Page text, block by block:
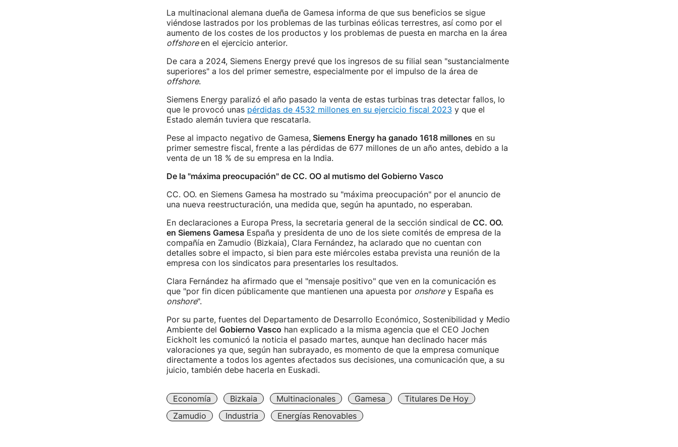
La multinacional alemana dueña de Gamesa informa de que sus beneficios se sigue
viéndose lastrados por los problemas de las turbinas eólicas terrestres, así como por el
aumento de los costes de los productos y los problemas de puesta en marcha en la área
offshoreen el ejercicio anterior.
De cara a 2024, Siemens Energy prevé que los ingresos de su filial sean "sustancialmente
superiores" a los del primer semestre, especialmente por el impulso de la área de
offshore.
Siemens Energy paralizó el año pasado la venta de estas turbinas tras detectar fallos, lo
que le provocó unas pérdidas de 4532 millones en su ejercicio fiscal 2023 y que el
Estado alemán tuviera que rescatarla.
Pese al impacto negativo de Gamesa,Siemens Energy ha ganado 1618 millones en su
primer semestre fiscal, frente a las pérdidas de 677 millones de un año antes, debido a la
venta de un 18 % de su empresa en la India.
De la "máxima preocupación" de CC. OO al mutismo del Gobierno Vasco
CC. OO. en Siemens Gamesa ha mostrado su "máxima preocupación" por el anuncio de
una nueva reestructuración, una medida que, según ha apuntado, no esperaban.
En declaraciones a Europa Press, la secretaria general de la sección sindical de CC. OO.
en Siemens GamesaEspaña y presidenta de uno de los siete comités de empresa de la
compañía en Zamudio (Bizkaia), Clara Fernández, ha aclarado que no cuentan con
detalles sobre el impacto, si bien para este miércoles estaba prevista una reunión de la
empresa con los sindicatos para presentarles los resultados.
Clara Fernández ha afirmado que el "mensaje positivo" que ven en la comunicación es
que "por fin dicen públicamente que mantienen una apuesta por onshorey España es
onshore".
Por su parte, fuentes del Departamento de Desarrollo Económico, Sostenibilidad y Medio
Ambiente del Gobierno Vasco han explicado a la misma agencia que el CEO Jochen
Eickholt les comunicó la noticia el pasado martes, aunque han declinado hacer más
valoraciones ya que, según han subrayado, es momento de que la empresa comunique
directamente a todos los agentes afectados sus decisiones, una comunicación que, a su
juicio, también debe hacerla en Euskadi.
Economía Bizkaia Multinacionales Gamesa
Titulares De Hoy
Zamudio
Industria Energías Renovables